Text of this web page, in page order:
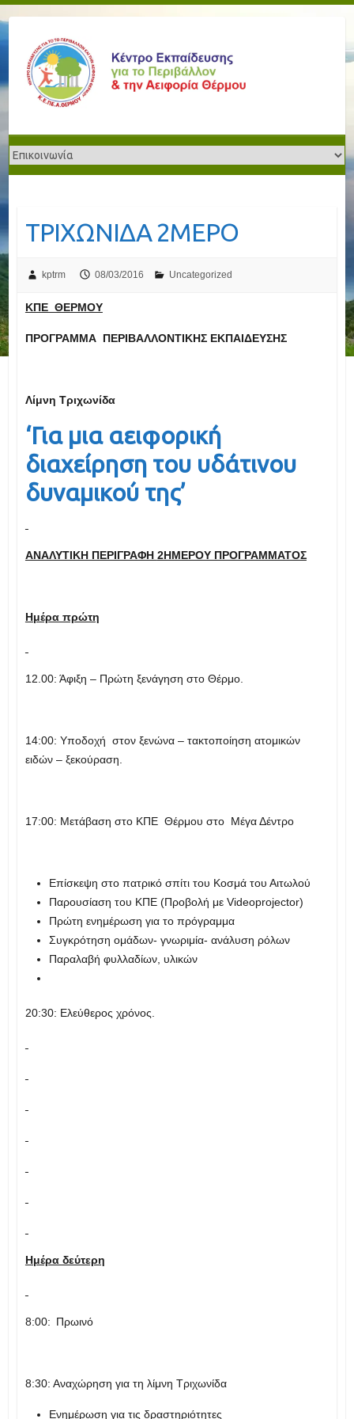
ΤΡΙΧΩΝΙΔΑ 2ΜΕΡΟ
kptrm 08/03/2016 Uncategorized
ΚΠΕ ΘΕΡΜΟΥ
ΠΡΟΓΡΑΜΜΑ ΠΕΡΙΒΑΛΛΟΝΤΙΚΗΣ ΕΚΠΑΙΔΕΥΣΗΣ
Λίμνη Tριχωνίδα
‘Για μια αειφορική
διαχείρηση του υδάτινου
δυναμικού της’
ΑΝΑΛΥΤΙΚΗ ΠΕΡΙΓΡΑΦΗ 2ΗΜΕΡΟΥ ΠΡΟΓΡΑΜΜΑΤΟΣ
Ημέρα πρώτη
12.00: Άφιξη – Πρώτη ξενάγηση στο Θέρμο.
14:00: Υποδοχή στον ξενώνα – τακτοποίηση ατομικών
ειδών – ξεκούραση.
17:00: Μετάβαση στο ΚΠΕ Θέρμου στο Μέγα Δέντρο
Επίσκεψη στο πατρικό σπίτι του Κοσμά του Αιτωλού
Παρουσίαση του ΚΠΕ (Προβολή με Videοprojector)
Πρώτη ενημέρωση για το πρόγραμμα
Συγκρότηση ομάδων- γνωριμία- ανάλυση ρόλων
Παραλαβή φυλλαδίων, υλικών
20:30: Ελεύθερος χρόνος.
Ημέρα δεύτερη
8:00: Πρωινό
8:30: Αναχώρηση για τη λίμνη Τριχωνίδα
Ενημέρωση για τις δραστηριότητες